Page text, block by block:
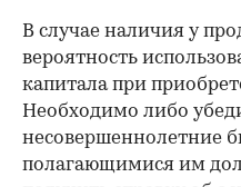
В случае наличия у
вероятность
капитала при
Необходимо либо
несовершеннолетние
полагающимися им